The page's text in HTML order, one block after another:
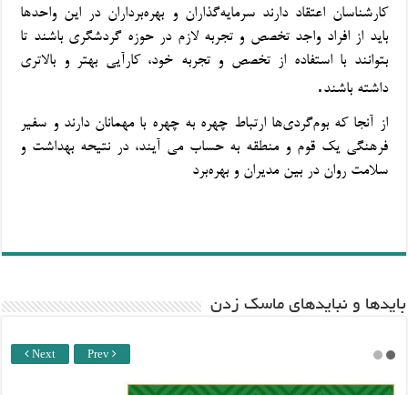
کارشناسان اعتقاد دارند سرمایه‌گذاران و بهره‌برداران در این واحدها
باید از افراد واجد تخصص و تجربه لازم در حوزه گردشگری باشند تا
بتوانند با استفاده از تخصص و تجربه خود، کارآیی بهتر و بالاتری
داشته باشند.
از آنجا که بوم‌گردی‌ها ارتباط چهره به چهره با مهمانان دارند و سفیر
فرهنگی یک قوم و منطقه به حساب می آیند، در نتیحه بهداشت و
سلامت روان در بین مدیران و بهره‌برد
باید‌ها و نبایدهای ماسک زدن
Next Prev